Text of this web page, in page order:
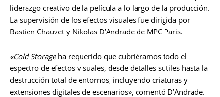
liderazgo creativo de la película a lo largo de la producción.
La supervisión de los efectos visuales fue dirigida por
Bastien Chauvet y Nikolas D’Andrade de MPC Paris.
«Cold Storageha requerido que cubriéramos todo el
espectro de efectos visuales, desde detalles sutiles hasta la
destrucción total de entornos, incluyendo criaturas y
extensiones digitales de escenarios», comentó D’Andrade.